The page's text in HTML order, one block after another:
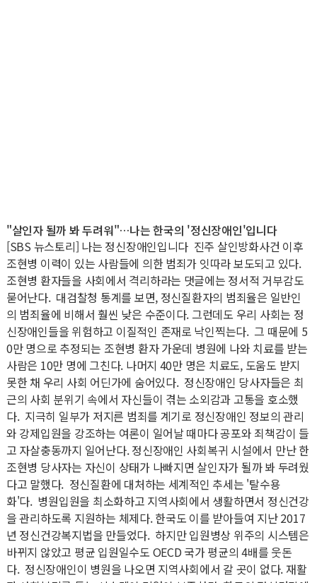
"살인자 될까 봐 두려워"…나는 한국의 '정신장애인'입니다
[SBS 뉴스토리] 나는 정신장애인입니다 진주 살인방화사건 이후
조현병 이력이 있는 사람들에 의한 범죄가 잇따라 보도되고 있다.
조현병 환자들을 사회에서 격리하라는 댓글에는 정서적 거부감도
묻어난다. 대검찰청 통계를 보면, 정신질환자의 범죄율은 일반인
의 범죄율에 비해서 훨씬 낮은 수준이다. 그런데도 우리 사회는 정
신장애인들을 위험하고 이질적인 존재로 낙인찍는다. 그 때문에 5
0만 명으로 추정되는 조현병 환자 가운데 병원에 나와 치료를 받는
사람은 10만 명에 그친다. 나머지 40만 명은 치료도, 도움도 받지
못한 채 우리 사회 어딘가에 숨어있다. 정신장애인 당사자들은 최
근의 사회 분위기 속에서 자신들이 겪는 소외감과 고통을 호소했
다. 지극히 일부가 저지른 범죄를 계기로 정신장애인 정보의 관리
와 강제입원을 강조하는 여론이 일어날 때마다 공포와 죄책감이 들
고 자살충동까지 일어난다. 정신장애인 사회복귀 시설에서 만난 한
조현병 당사자는 자신이 상태가 나빠지면 살인자가 될까 봐 두려웠
다고 말했다. 정신질환에 대처하는 세계적인 추세는 '탈수용
화'다. 병원입원을 최소화하고 지역사회에서 생활하면서 정신건강
을 관리하도록 지원하는 체제다. 한국도 이를 받아들여 지난 2017
년 정신건강복지법을 만들었다. 하지만 입원병상 위주의 시스템은
바뀌지 않았고 평균 입원일수도 OECD 국가 평균의 4배를 웃돈
다. 정신장애인이 병원을 나오면 지역사회에서 갈 곳이 없다. 재활